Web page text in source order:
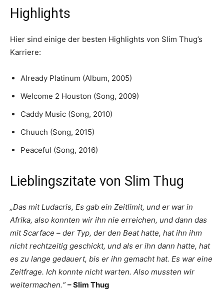
Highlights
Hier sind einige der besten Highlights von Slim Thug’s
Karriere:
Already Platinum (Album, 2005)
Welcome 2 Houston (Song, 2009)
Caddy Music (Song, 2010)
Chuuch (Song, 2015)
Peaceful (Song, 2016)
Lieblingszitate von Slim Thug
„Das mit Ludacris, Es gab ein Zeitlimit, und er war in
Afrika, also konnten wir ihn nie erreichen, und dann das
mit Scarface – der Typ, der den Beat hatte, hat ihn ihm
nicht rechtzeitig geschickt, und als er ihn dann hatte, hat
es zu lange gedauert, bis er ihn gemacht hat. Es war eine
Zeitfrage. Ich konnte nicht warten. Also mussten wir
weitermachen.“– Slim Thug